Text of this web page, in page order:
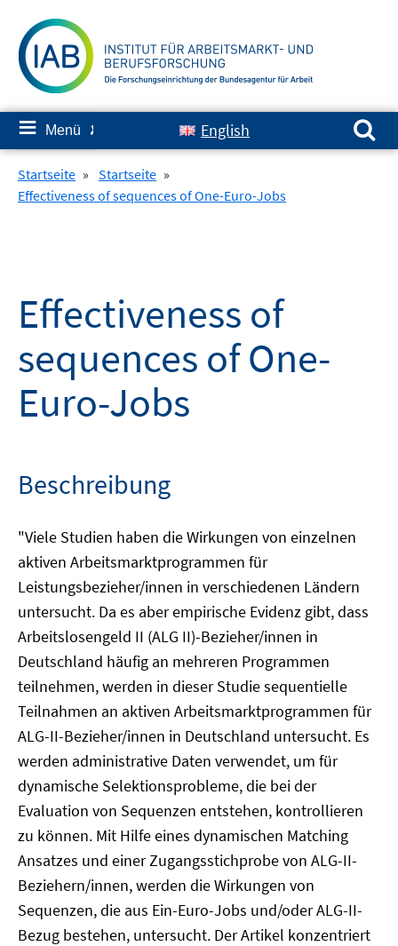
zum
Inhalt
≡ Menü ✘ English
Suchen nach:
Startseite » Startseite »
Effectiveness of sequences of One-Euro-Jobs
Effectiveness of
sequences of One-
Euro-Jobs
Beschreibung
"Viele Studien haben die Wirkungen von einzelnen
aktiven Arbeitsmarktprogrammen für
Leistungsbezieher/innen in verschiedenen Ländern
untersucht. Da es aber empirische Evidenz gibt, dass
Arbeitslosengeld II (ALG II)-Bezieher/innen in
Deutschland häufig an mehreren Programmen
teilnehmen, werden in dieser Studie sequentielle
Teilnahmen an aktiven Arbeitsmarktprogrammen für
ALG-II-Bezieher/innen in Deutschland untersucht. Es
werden administrative Daten verwendet, um für
dynamische Selektionsprobleme, die bei der
Evaluation von Sequenzen entstehen, kontrollieren
zu können. Mit Hilfe eines dynamischen Matching
Ansatzes und einer Zugangsstichprobe von ALG-II-
Beziehern/innen, werden die Wirkungen von
Sequenzen, die aus Ein-Euro-Jobs und/oder ALG-II-
Bezug bestehen, untersucht. Der Artikel konzentriert